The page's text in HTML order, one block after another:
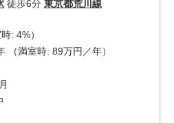
徒歩6分 東京都荒川線
: 4%）
（満室時: 89万円／年）